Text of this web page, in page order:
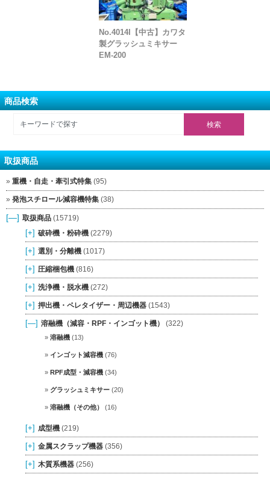
No.4014I【中古】カワタ
製グラッシュミキサー
EM-200
商品検索
取扱商品
重機・自走・牽引式特集 (95)
発泡スチロール減容機特集 (38)
[—] 取扱商品 (15719)
[+] 破砕機・粉砕機 (2279)
[+] 選別・分離機 (1017)
[+] 圧縮梱包機 (816)
[+] 洗浄機・脱水機 (272)
[+] 押出機・ペレタイザー・周辺機器 (1543)
[—] 溶融機（減容・RPF・インゴット機） (322)
溶融機 (13)
インゴット減容機 (76)
RPF成型・減容機 (34)
グラッシュミキサー (20)
溶融機（その他） (16)
[+] 成型機 (219)
[+] 金属スクラップ機器 (356)
[+] 木質系機器 (256)